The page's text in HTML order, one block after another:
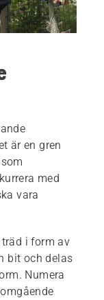
är en gren
med
vara
i form av
bit och delas
Numera